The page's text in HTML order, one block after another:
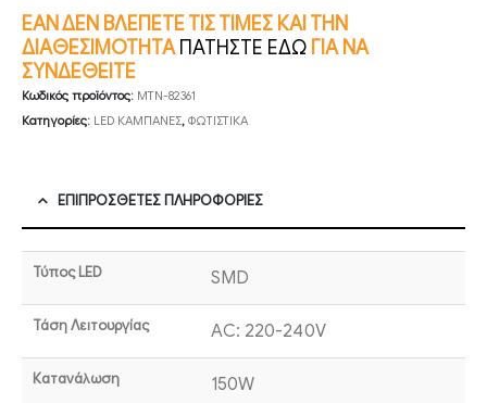
ΕΑΝ ΔΕΝ ΒΛΕΠΕΤΕ ΤΙΣ ΤΙΜΕΣ ΚΑΙ ΤΗΝ
ΔΙΑΘΕΣΙΜΟΤΗΤΑ ΠΑΤΗΣΤΕ ΕΔΩ ΓΙΑ ΝΑ
ΣΥΝΔΕΘΕΙΤΕ
Κωδικός προϊόντος: MTN-82361
Κατηγορίες: LED ΚΑΜΠΑΝΕΣ, ΦΩΤΙΣΤΙΚΑ
ΕΠΙΠΡΌΣΘΕΤΕΣ ΠΛΗΡΟΦΟΡΊΕΣ
Τύπος LED SMD
Τάση Λειτουργίας AC: 220-240V
Κατανάλωση 150W